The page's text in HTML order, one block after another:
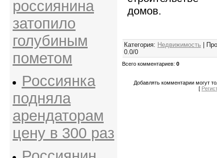
россиянина
затопило
голубиным
пометом
Россиянка
подняла
арендаторам
цену в 300 раз
домов.
Категория: Недвижимость
0.0/0
Всего комментариев: 0
Добавлять комментарии могут
[